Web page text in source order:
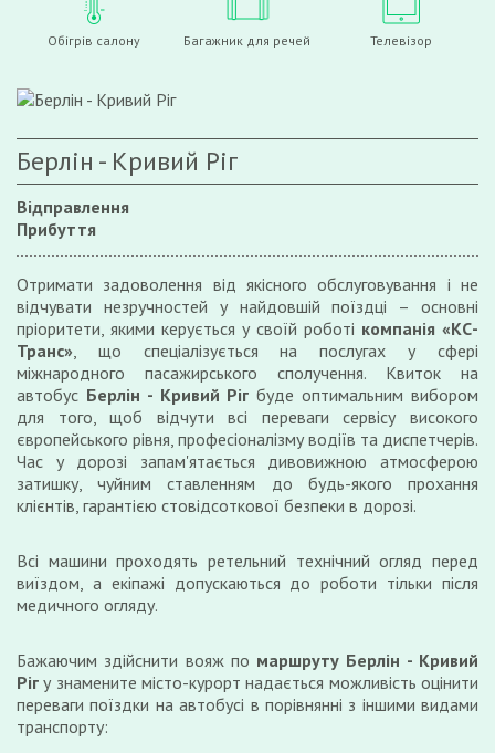
Обігрів салону Багажник для речей Телевізор
Берлін - Кривий Ріг
Відправлення
Прибуття
Отримати задоволення від якісного обслуговування і не
відчувати незручностей у найдовшій поїздці – основні
пріоритети, якими керується у своїй роботі компанія «КС-
Транс», що спеціалізується на послугах у сфері
міжнародного пасажирського сполучення. Квиток на
автобус Берлін - Кривий Ріг буде оптимальним вибором
для того, щоб відчути всі переваги сервісу високого
європейського рівня, професіоналізму водіїв та диспетчерів.
Час у дорозі запам'ятається дивовижною атмосферою
затишку, чуйним ставленням до будь-якого прохання
клієнтів, гарантією стовідсоткової безпеки в дорозі.
Всі машини проходять ретельний технічний огляд перед
виїздом, а екіпажі допускаються до роботи тільки після
медичного огляду.
Бажаючим здійснити вояж по маршруту Берлін - Кривий
Рігу знамените місто-курорт надається можливість оцінити
переваги поїздки на автобусі в порівнянні з іншими видами
транспорту: